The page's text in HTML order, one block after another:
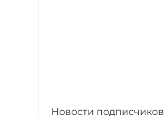
Новости подписчиков